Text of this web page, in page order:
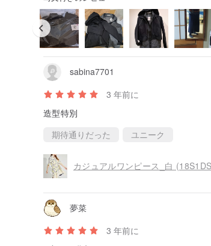
sabina7701
3 年前に
造型特別
期待通りだった
ユニーク
カジュアルワンピース_白
夢菜
3 年前に